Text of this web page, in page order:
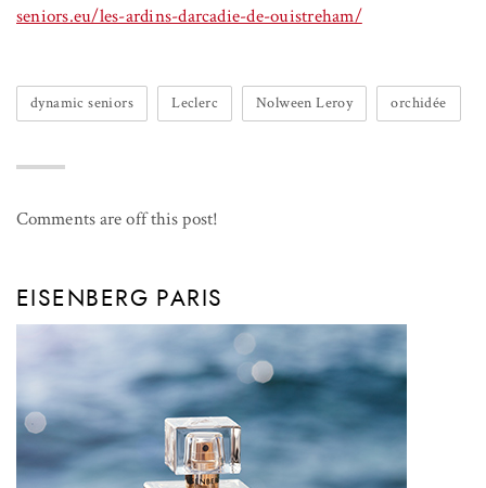
seniors.eu/les-ardins-darcadie-de-ouistreham/
dynamic seniors Leclerc Nolween Leroy orchidée
Comments are off this post!
EISENBERG PARIS